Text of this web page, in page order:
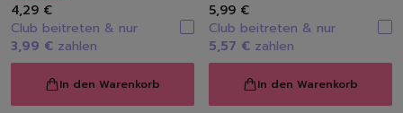
4,29 €
Club beitreten & nur
3,99 € zahlen
In den Warenkorb
5,99 €
Club beitreten & nur
5,57 € zahlen
In den Warenkorb